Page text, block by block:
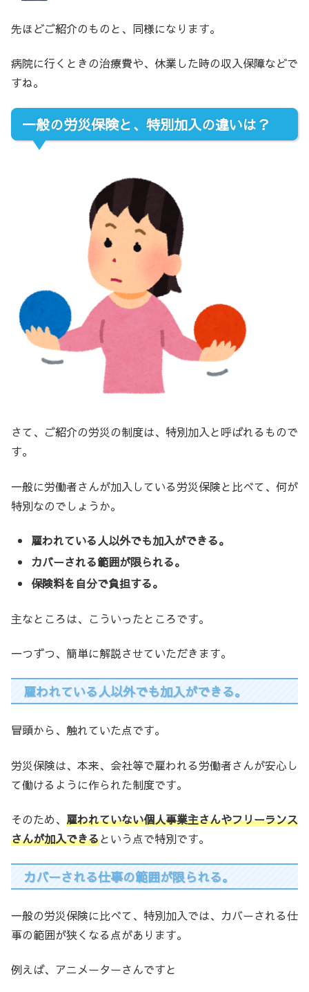
先ほどご紹介のものと、同様になります。
病院に行くときの治療費や、休業した時の収入保障などで
すね。
一般の労災保険と、特別加入の違いは？
さて、ご紹介の労災の制度は、特別加入と呼ばれるもので
す。
一般に労働者さんが加入している労災保険と比べて、何が
特別なのでしょうか。
雇われている人以外でも加入ができる。
カバーされる範囲が限られる。
保険料を自分で負担する。
主なところは、こういったところです。
一つずつ、簡単に解説させていただきます。
雇われている人以外でも加入ができる。
冒頭から、触れていた点です。
労災保険は、本来、会社等で雇われる労働者さんが安心し
て働けるように作られた制度です。
そのため、 雇われていない個人事業主さんやフリーランス
さんが加入できるという点で特別です。
カバーされる仕事の範囲が限られる。
一般の労災保険に比べて、特別加入では、カバーされる仕
事の範囲が狭くなる点があります。
例えば、アニメーターさんですと